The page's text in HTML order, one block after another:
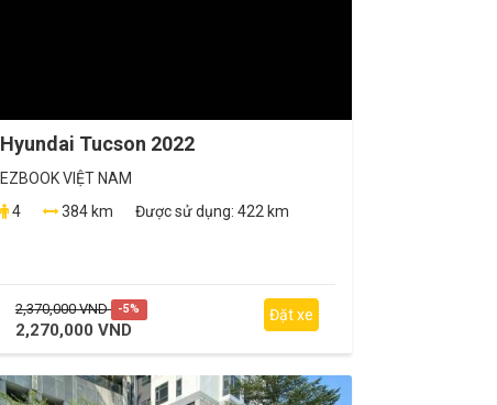
Hyundai Tucson 2022
EZBOOK VIỆT NAM
4
384 km Được sử dụng: 422 km
2,370,000 VND -5%
2,270,000 VND
Đặt xe